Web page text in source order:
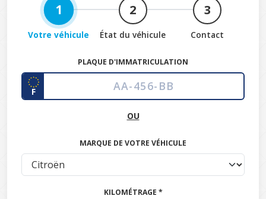
1
Votre véhicule
2
État du véhicule
3
Contact
PLAQUE D'IMMATRICULATION
F
OU
MARQUE DE VOTRE VÉHICULE
KILOMÉTRAGE *